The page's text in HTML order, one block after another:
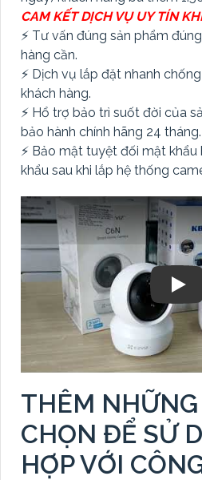
CAM KẾT DỊCH VỤ UY TÍN
⚡ Tư vấn đúng sản phẩm
hàng cần.
⚡ Dịch vụ lắp đặt nhanh
khách hàng.
⚡ Hổ trợ bảo trì suốt đời của
bảo hành chính hãng 24 tháng.
⚡ Bảo mật tuyệt đối mật
khẩu sau khi lắp hệ thống
THÊM
CHỌN ĐỂ SỬ
HỢP VỚI